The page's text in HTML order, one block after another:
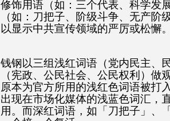
修饰用语（如：三个代表、科学发
（如：刀把子、阶级斗争、无产
以显示中共宣传领域的严厉或松懈。
钱钢以三组浅红词语（党内民主、
（宪政、公民社会、公民权利）做
原本为官方所用的浅红色词语被打
出现在市场化媒体的浅蓝色词汇，
用。而深红词语，如「刀把子」、